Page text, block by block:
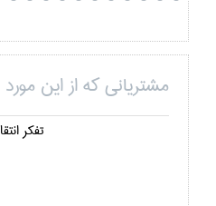
مشتریانی که از این
تفكر